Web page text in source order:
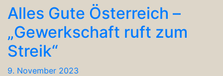
Alles Gute Österreich –
„Gewerkschaft ruft zum
Streik“
9. November 2023